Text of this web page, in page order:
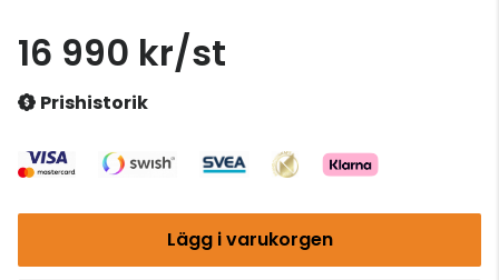
16 990 kr/st
Prishistorik
Lägg i varukorgen